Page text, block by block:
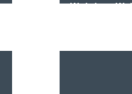
Welchen